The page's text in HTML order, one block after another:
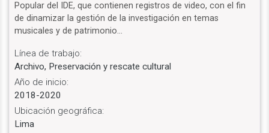
Popular del IDE, que contienen registros de video, con el fin
de dinamizar la gestión de la investigación en temas
musicales y de patrimonio…
Línea de trabajo:
Archivo, Preservación y rescate cultural
Año de inicio:
2018-2020
Ubicación geográfica:
Lima